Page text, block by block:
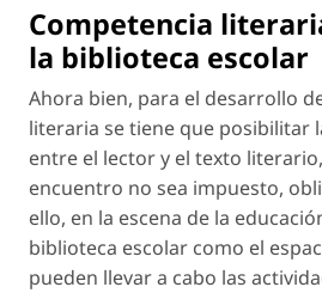
Competencia
la biblioteca escolar
Ahora bien, para el desarrollo
literaria se tiene que posibilitar
entre el lector y el texto
encuentro no sea impuesto,
ello, en la escena de la
biblioteca escolar como el
pueden llevar a cabo las